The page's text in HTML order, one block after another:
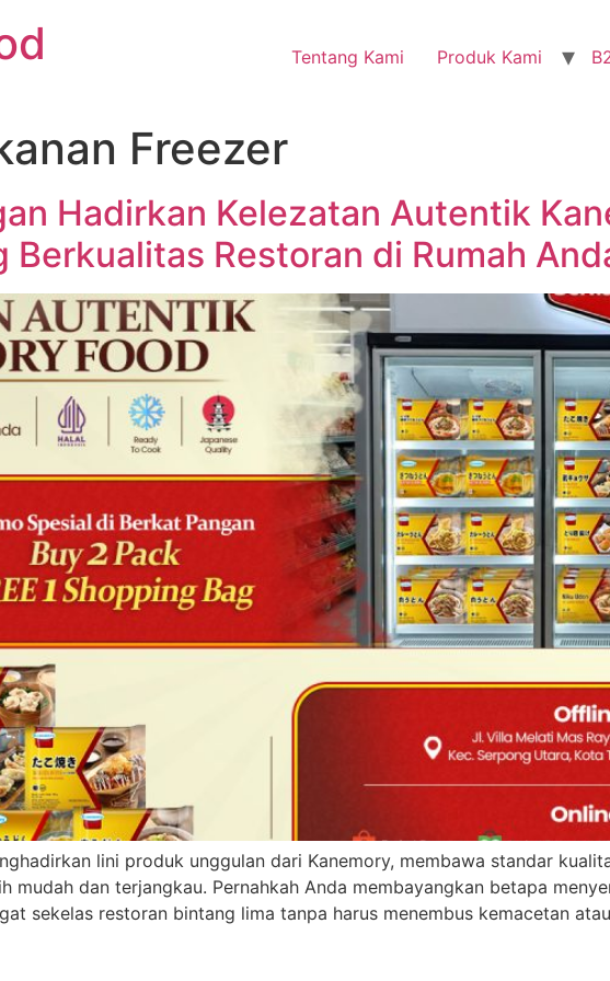
Tentang Kami Produk Kami
Freezer
Hadirkan Kelezatan Autentik
Berkualitas Restoran di Rumah
lini produk unggulan dari Kanemory, membawa standar
mudah dan terjangkau. Pernahkah Anda membayangkan betapa
sekelas restoran bintang lima tanpa harus menembus kemacetan